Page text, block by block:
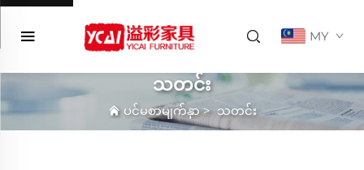
MY
သတင်း
ပင်မစာမျက်နှာ> သတင်း